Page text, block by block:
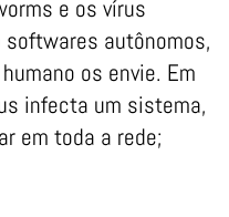
e os vírus
autônomos,
os envie. Em
infecta um sistema,
em toda a rede;